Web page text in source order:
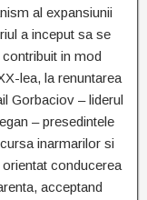
al expansiunii
a inceput sa se
in mod
lea, la renuntarea
Gorbaciov – liderul
– presedintele
inarmarilor si
conducerea
acceptand